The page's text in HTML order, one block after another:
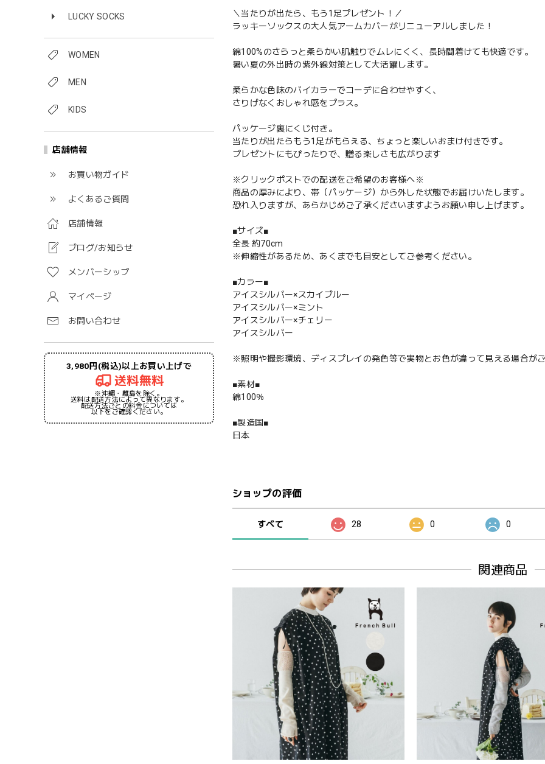
LUCKY SOCKS
WOMEN
MEN
KIDS
店舗情報
お買い物ガイド
よくあるご質問
店舗情報
ブログ/お知らせ
メンバーシップ
マイページ
お問い合わせ
3,980円(税込)以上お買い上げで
送料無料
※沖縄・離島を除く。
送料は配送方法によって異なります。
配送方法ごとの料金については
以下をご確認ください。
＼当たりが出たら、もう1足プレゼント！／
ラッキーソックスの大人気アームカバーがリニューアルしました！
綿100%のさらっと柔らかい肌触りでムレにくく、長時間着けても快適です。
暑い夏の外出時の紫外線対策として大活躍します。
柔らかな色味のバイカラーでコーデに合わせやすく、
さりげなくおしゃれ感をプラス。
パッケージ裏にくじ付き。
当たりが出たらもう1足がもらえる、ちょっと楽しいおまけ付きです。
プレゼントにもぴったりで、贈る楽しさも広がります
※クリックポストでの配送をご希望のお客様へ※
商品の厚みにより、帯（パッケージ）から外した状態でお届けいたします。
恐れ入りますが、あらかじめご了承くださいますようお願い申し上げます。
■サイズ■
全長 約70cm
※伸縮性があるため、あくまでも目安としてご参考ください。
■カラー■
アイスシルバー×スカイブルー
アイスシルバー×ミント
アイスシルバー×チェリー
アイスシルバー
※照明や撮影環境、ディスプレイの発色等で実物とお色が違って見える場合が
■素材■
綿100％
■製造国■
日本
ショップの評価
すべて 28 0 0
関連商品